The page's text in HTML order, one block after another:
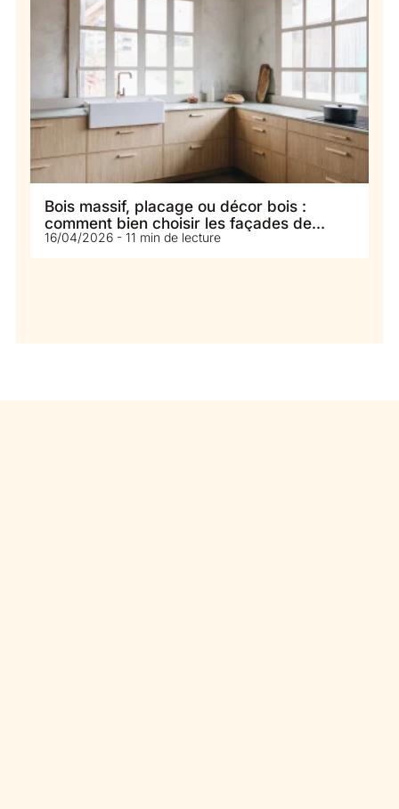
Bois massif, placage ou décor bois :
comment bien choisir les façades de
votre cuisine ?
16/04/2026 - 11 min de lecture